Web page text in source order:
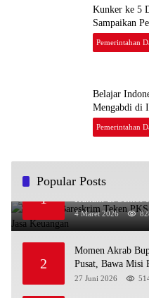
Kunker ke 5
Sampaikan
Pemerintahan
Belajar
Pemerintahan
Popular Posts
1
OJK dan
Hukum di Sektor
4 Maret 2026
2
Momen Akrab
27 Juni 2026